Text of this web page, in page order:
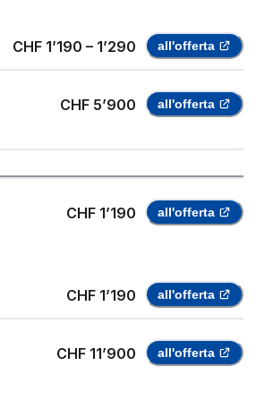
CHF 1’190 – 1’290 all'offerta
CHF 5’900 all'offerta
CHF 1’190 all'offerta
CHF 1’190 all'offerta
CHF 11’900 all'offerta